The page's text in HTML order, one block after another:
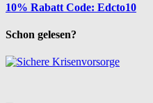
10% Rabatt Code: Edcto10
Schon gelesen?